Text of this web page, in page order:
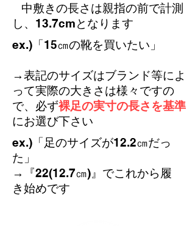
中敷きの長さは親指の前で計測
し、13.7cmとなります
​ex.)「15㎝の靴を買いたい」
→表記のサイズはブランド等によ
って実際の大きさは様々 ですの
で、必ず裸足の実寸の長さを基準
にお選び下さい
​ex.)「足のサイズが12.2㎝だっ
た」​
→『22(12.7㎝)』でこれから履
き始めです